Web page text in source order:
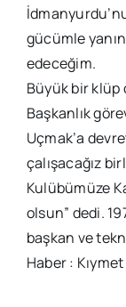
gücümle
edeceğim.
Büyük bir klüp
Başkanlık
Uçmak’a
çalışacağız
Kulübümüze
olsun” dedi.
başkan ve
Haber :